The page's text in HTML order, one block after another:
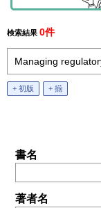
検索結果 0件
+ 初版 + 揃
書名
著者名